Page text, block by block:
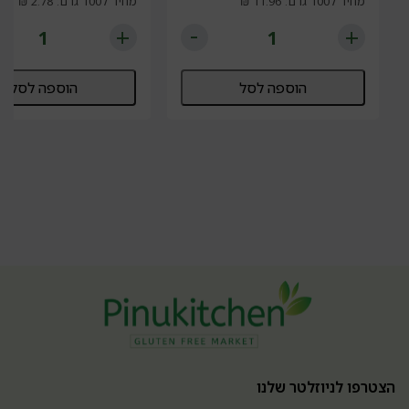
הוספה לסל הוספה לסל
הצטרפו לניוזלטר שלנו